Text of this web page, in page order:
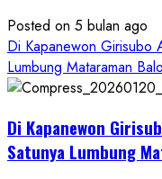
Posted on 5 bulan ago
Di Kapanewon Girisubo
Lumbung Mataraman
Di Kapanewon
Satunya Lumbung